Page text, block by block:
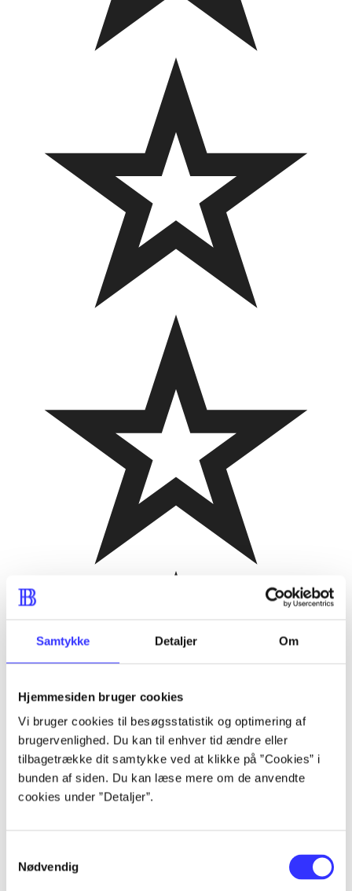
Samtykke Detaljer Om
Hjemmesiden bruger cookies
Vi bruger cookies til besøgsstatistik og optimering af
brugervenlighed. Du kan til enhver tid ændre eller
tilbagetrække dit samtykke ved at klikke på ”Cookies” i
bunden af siden. Du kan læse mere om de anvendte
cookies under ”Detaljer”.
Nødvendig